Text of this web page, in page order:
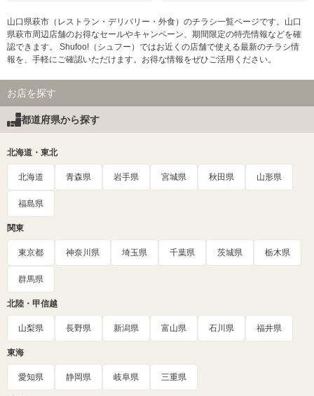
山口県萩市（レストラン・デリバリー・外食）のチラシ一覧ページです。山口
県萩市周辺店舗のお得なセールやキャンペーン、期間限定の特売情報などを確
認できます。 Shufoo!（シュフー）ではお近くの店舗で使える最新のチラシ情
報を、手軽にご確認いただけます。お得な情報をぜひご活用ください。
お店を探す
都道府県から探す
北海道・東北
北海道 青森県 岩手県 宮城県 秋田県 山形県
福島県
関東
東京都 神奈川県 埼玉県 千葉県 茨城県 栃木県
群馬県
北陸・甲信越
山梨県 長野県 新潟県 富山県 石川県 福井県
東海
愛知県 静岡県 岐阜県 三重県